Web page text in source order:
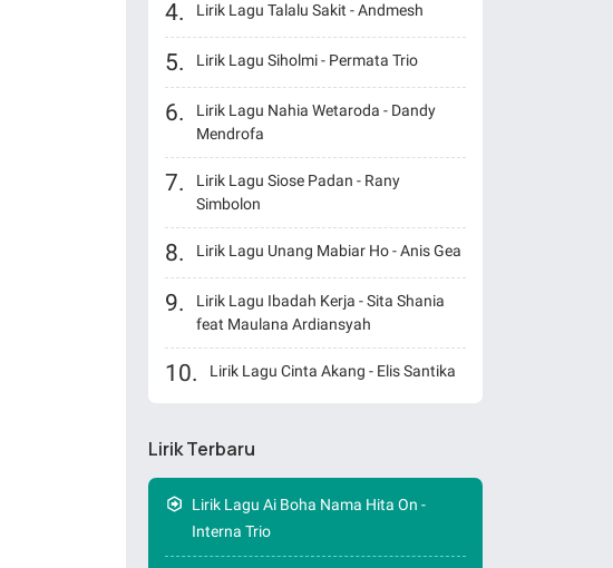
Lirik Lagu Talalu Sakit - Andmesh
Lirik Lagu Siholmi - Permata Trio
Lirik Lagu Nahia Wetaroda - Dandy
Mendrofa
Lirik Lagu Siose Padan - Rany
Simbolon
Lirik Lagu Unang Mabiar Ho - Anis Gea
Lirik Lagu Ibadah Kerja - Sita Shania
feat Maulana Ardiansyah
Lirik Lagu Cinta Akang - Elis Santika
Lirik Terbaru
Lirik Lagu Ai Boha Nama Hita On -
Interna Trio